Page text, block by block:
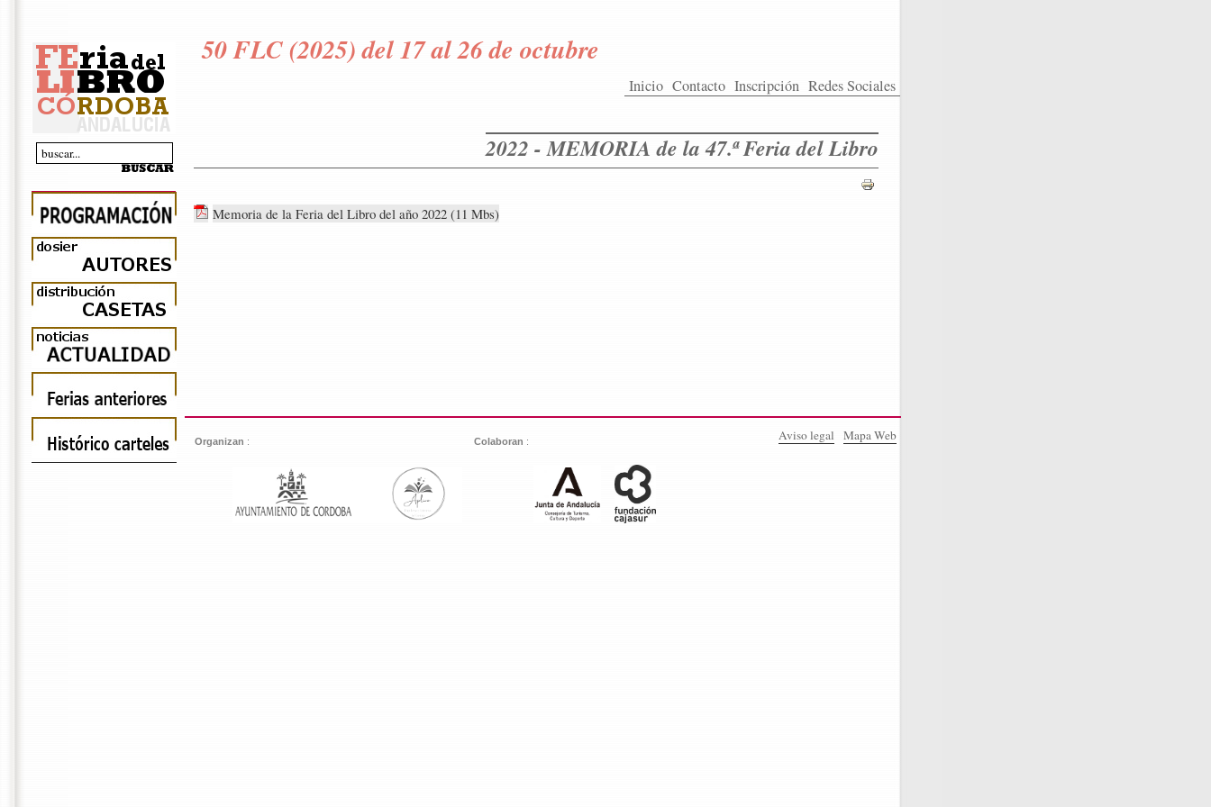
50 FLC (2025) del 17 al 26 de octubre
Inicio Contacto Inscripción Redes Sociales
2022 - MEMORIA de la 47.ª Feria del Libro
Memoria de la Feria del Libro del año 2022 (11 Mbs)
Organizan : Colaboran : Mapa Web
Aviso legal